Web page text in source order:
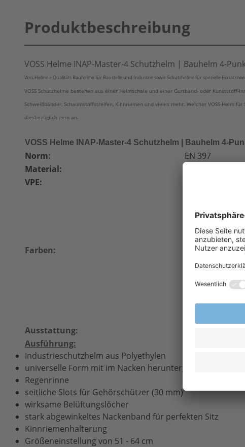
Produktbeschreibung
VOSS Helme INAP-Master-4 Schutzhelm | Bauhelm 4-
Voss Helme > Qualitäts Bauhelme für Baustelle und Industrie sowie Schutzhelme für spezielle
VOSS Schutzhelme bestehen aus einer Helmschale und einer Gurtband- oder
Schweißbänder, Schaumstoffstreifen, Kinnriemen und vieles mehr. Welcher VOSS-Helm
diesbezüglich gern an.
VOSS Helme INAP-Master-4 Schutzhelm | Bauhelm 4-
Norm:
EN 397
Material:
VPE:
Farben:
minzgrün
schwefelgelb
signalweiß
silbergrau
lichtblau
Ausstattung:
Ausführung:
Industrieschutzhelm aus Polyethylen
universelle Form mit im Nacken heruntergezogener
Regenrinne
seitliche Slots für Gehörschützer (30 mm)
wirksame Belüftungslöcher
stark abgewinkeltes Nackenband für perfekten Sitz
Kinnriemenhalterung
Größeneinstellung von 51 - 64 cm